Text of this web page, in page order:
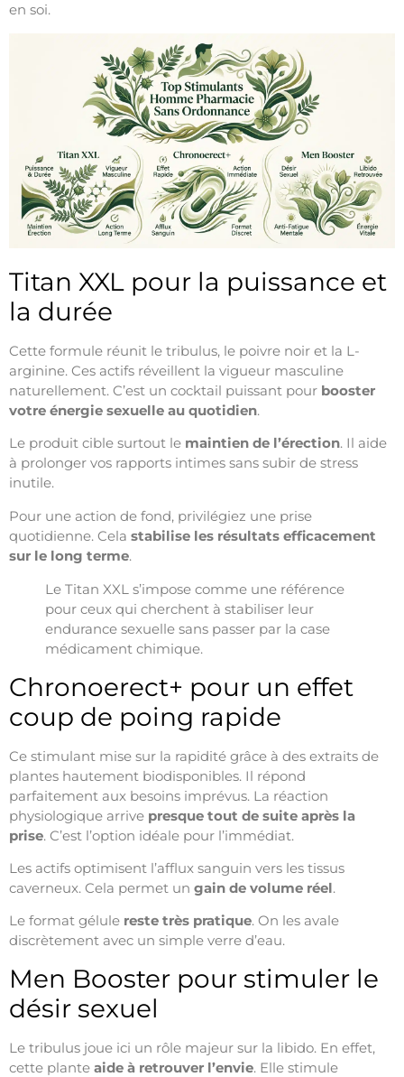
en soi.
Titan XXL pour la puissance et
la durée
Cette formule réunit le tribulus, le poivre noir et la L-
arginine. Ces actifs réveillent la vigueur masculine
naturellement. C’est un cocktail puissant pour booster
votre énergie sexuelle au quotidien.
Le produit cible surtout le maintien de l’érection. Il aide
à prolonger vos rapports intimes sans subir de stress
inutile.
Pour une action de fond, privilégiez une prise
quotidienne. Cela stabilise les résultats efficacement
sur le long terme.
Le Titan XXL s’impose comme une référence
pour ceux qui cherchent à stabiliser leur
endurance sexuelle sans passer par la case
médicament chimique.
Chronoerect+ pour un effet
coup de poing rapide
Ce stimulant mise sur la rapidité grâce à des extraits de
plantes hautement biodisponibles. Il répond
parfaitement aux besoins imprévus. La réaction
physiologique arrive presque tout de suite après la
prise. C’est l’option idéale pour l’immédiat.
Les actifs optimisent l’afflux sanguin vers les tissus
caverneux. Cela permet un gain de volume réel.
Le format gélule reste très pratique. On les avale
discrètement avec un simple verre d’eau.
Men Booster pour stimuler le
désir sexuel
Le tribulus joue ici un rôle majeur sur la libido. En effet,
cette plante aide à retrouver l’envie. Elle stimule